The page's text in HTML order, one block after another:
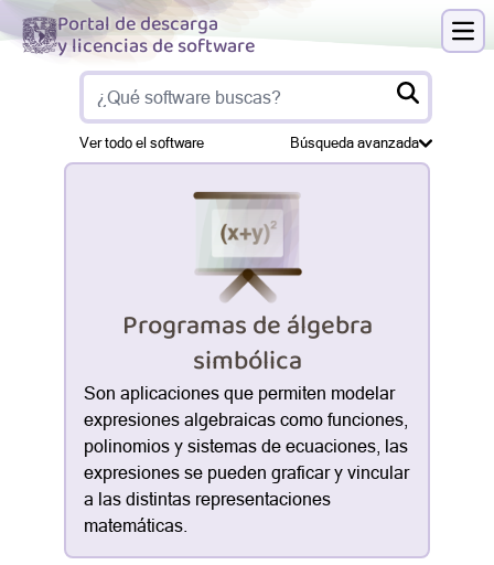
Portal de descarga
y licencias de software
Ver todo el software Búsqueda avanzada
Programas de álgebra
simbólica
Son aplicaciones que permiten modelar
expresiones algebraicas como funciones,
polinomios y sistemas de ecuaciones, las
expresiones se pueden graficar y vincular
a las distintas representaciones
matemáticas.